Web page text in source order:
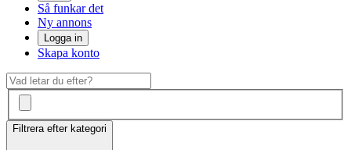
Så funkar det
Ny annons
Logga in
Skapa konto
Filtrera efter kategori